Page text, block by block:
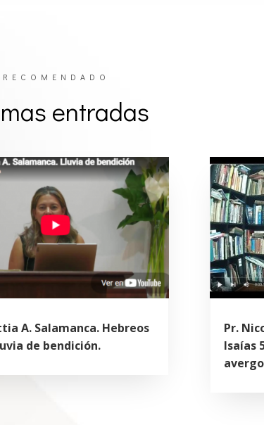
RECOMENDADO
entradas
A. Salamanca. Hebreos
de bendición.
Pr.
Isaías